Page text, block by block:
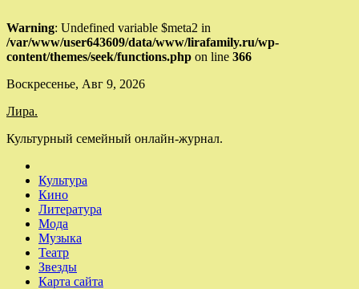
Warning: Undefined variable $meta2 in
/var/www/user643609/data/www/lirafamily.ru/wp-
content/themes/seek/functions.php on line 366
Skip
content
Воскресенье, Авг 9, 2026
Лира.
Культурный семейный онлайн-журнал.
Культура
Кино
Литература
Мода
Музыка
Театр
Звезды
Карта сайта